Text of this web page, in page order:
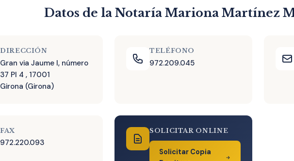
Datos de la Notaría Mariona Martínez
DIRECCIÓN
Gran via Jaume I, número
37 Pl 4 , 17001
Girona (Girona)
TELÉFONO
972.209.045
FAX
972.220.093
SOLICITAR ONLINE
Solicitar Copia